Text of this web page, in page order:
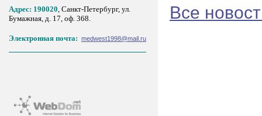
Адрес: 190020, Санкт-Петербург, ул.
Бумажная, д. 17, оф. 368.
Электронная почта: medwest1998@mail.ru
Все